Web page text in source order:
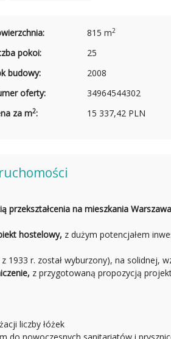
815 m2
pokoi:
25
budowy:
2008
oferty:
34964544302
za m2: 15 337,42 PLN
na mieszkania Warszawa
hostelowy, z dużym potencjałem
1933 r. został wyburzony), na solidnej,
z przygotowaną propozycją
liczby łóżek